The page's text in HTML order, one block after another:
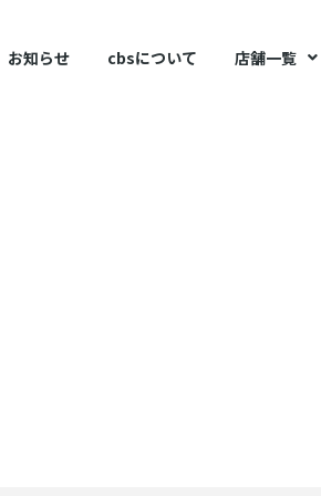
お知らせ cbsについて 店舗一覧